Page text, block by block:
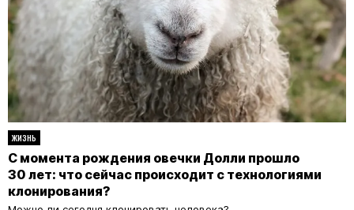
ЖИЗНЬ
С момента рождения овечки Долли прошло
30 лет: что сейчас происходит с технологиями
клонирования?